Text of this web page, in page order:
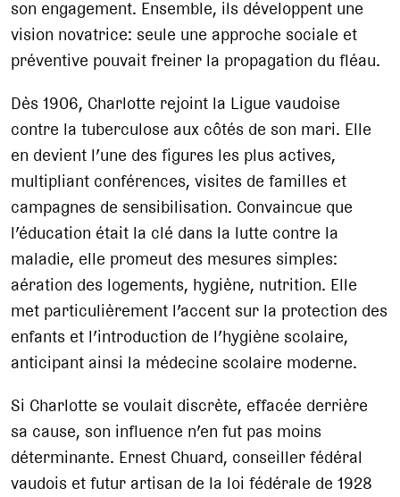
son engagement. Ensemble, ils développent une
vision novatrice: seule une approche sociale et
préventive pouvait freiner la propagation du fléau.
Dès 1906, Charlotte rejoint la Ligue vaudoise
contre la tuberculose aux côtés de son mari. Elle
en devient l’une des figures les plus actives,
multipliant conférences, visites de familles et
campagnes de sensibilisation. Convaincue que
l’éducation était la clé dans la lutte contre la
maladie, elle promeut des mesures simples:
aération des logements, hygiène, nutrition. Elle
met particulièrement l’accent sur la protection des
enfants et l’introduction de l’hygiène scolaire,
anticipant ainsi la médecine scolaire moderne.
Si Charlotte se voulait discrète, effacée derrière
sa cause, son influence n’en fut pas moins
déterminante. Ernest Chuard, conseiller fédéral
vaudois et futur artisan de la loi fédérale de 1928